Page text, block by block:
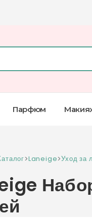
Парфюм
>Laneige>Уход за